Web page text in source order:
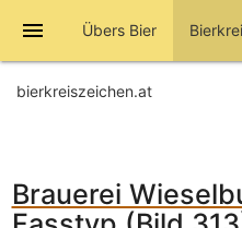
menu Übers Bier
bierkreiszeichen.at
Brauerei